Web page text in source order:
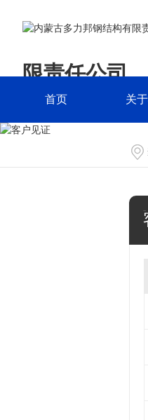
限责任公司
首页 关